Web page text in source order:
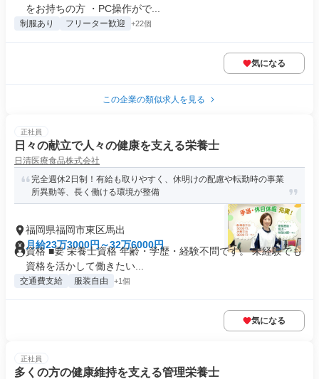
をお持ちの方 ・PC操作がで...
制服あり フリーター歓迎 +22個
気になる
この企業の類似求人を見る
正社員
日々の献立で人々の健康を支える栄養士
日清医療食品株式会社
完全週休2日制！有給も取りやすく、休明けの配慮や転勤時の事業
所異動等、長く働ける環境が整備
福岡県福岡市東区馬出
月給23万3000円～32万6000円
資格 ■要 栄養士資格 年齢・学歴・経験不問です。 未経験でも
資格を活かして働きたい...
交通費支給 服装自由 +1個
気になる
正社員
多くの方の健康維持を支える管理栄養士